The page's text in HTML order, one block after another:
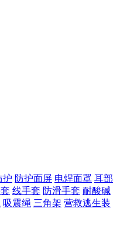
护 防护面屏 电焊面罩 耳部
线手套 防滑手套 耐酸碱
吸震绳 三角架 营救逃生装